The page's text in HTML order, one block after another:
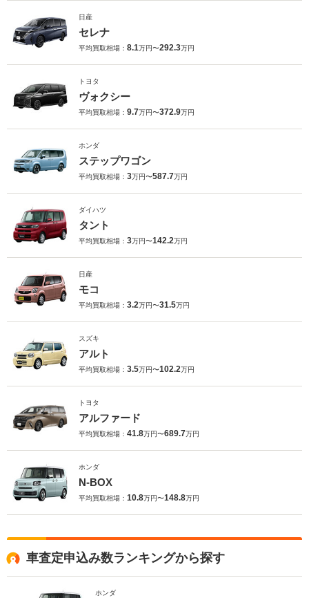
日産
セレナ
平均買取相場： 8.1万円〜292.3万円
トヨタ
ヴォクシー
平均買取相場： 9.7万円〜372.9万円
ホンダ
ステップワゴン
平均買取相場： 3万円〜587.7万円
ダイハツ
タント
平均買取相場： 3万円〜142.2万円
日産
モコ
平均買取相場： 3.2万円〜31.5万円
スズキ
アルト
平均買取相場： 3.5万円〜102.2万円
トヨタ
アルファード
平均買取相場： 41.8万円〜689.7万円
ホンダ
N-BOX
平均買取相場： 10.8万円〜148.8万円
車査定申込み数ランキングから探す
ホンダ